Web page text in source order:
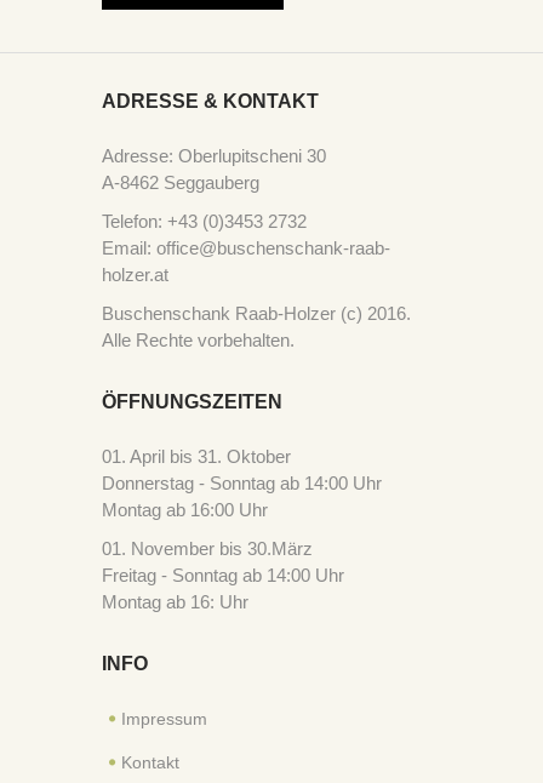
ADRESSE & KONTAKT
Adresse: Oberlupitscheni 30
A-8462 Seggauberg
Telefon: +43 (0)3453 2732
Email: office@buschenschank-raab-
holzer.at
Buschenschank Raab-Holzer (c) 2016.
Alle Rechte vorbehalten.
ÖFFNUNGSZEITEN
01. April bis 31. Oktober
Donnerstag - Sonntag ab 14:00 Uhr
Montag ab 16:00 Uhr
01. November bis 30.März
Freitag - Sonntag ab 14:00 Uhr
Montag ab 16: Uhr
INFO
Impressum
Kontakt